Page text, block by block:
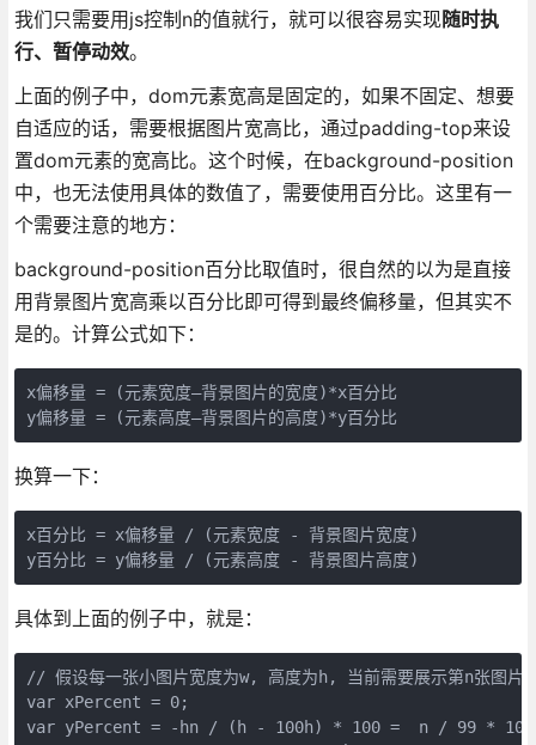
我们只需要用js控制n的值就行，就可以很容易实现随时执
行、暂停动效。
上面的例子中，dom元素宽高是固定的，如果不固定、想要
自适应的话，需要根据图片宽高比，通过padding-top来设
置dom元素的宽高比。这个时候，在background-position
中，也无法使用具体的数值了，需要使用百分比。这里有一
个需要注意的地方：
background-position百分比取值时，很自然的以为是直接
用背景图片宽高乘以百分比即可得到最终偏移量，但其实不
是的。计算公式如下：
x偏移量 = (元素宽度—背景图片的宽度)*x百分比
y偏移量 = (元素高度—背景图片的高度)*y百分比
换算一下：
x百分比 = x偏移量 / (元素宽度 - 背景图片宽度)
y百分比 = y偏移量 / (元素高度 - 背景图片高度)
具体到上面的例子中，就是：
// 假设每一张小图片宽度为w, 高度为h, 当前需要展示第n张图片
var xPercent = 0;
var yPercent = -hn / (h - 100h) * 100 =  n / 99 *